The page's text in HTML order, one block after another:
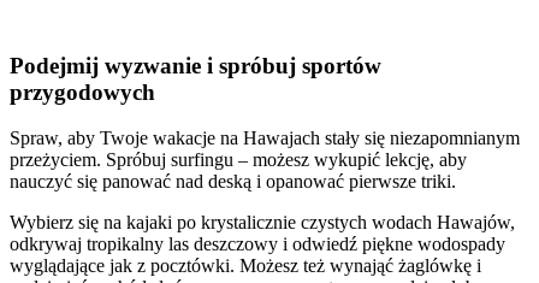
Podejmij wyzwanie i spróbuj sportów
przygodowych
Spraw, aby Twoje wakacje na Hawajach stały się niezapomnianym
przeżyciem. Spróbuj surfingu – możesz wykupić lekcję, aby
nauczyć się panować nad deską i opanować pierwsze triki.
Wybierz się na kajaki po krystalicznie czystych wodach Hawajów,
odkrywaj tropikalny las deszczowy i odwiedź piękne wodospady
wyglądające jak z pocztówki. Możesz też wynająć żaglówkę i